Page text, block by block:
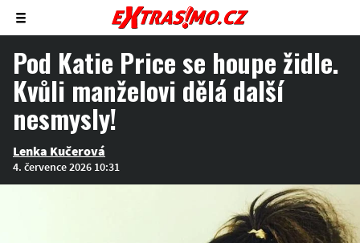
Zobrazit/skrýt
menu
Pod Katie Price se houpe židle.
Kvůli manželovi dělá další
nesmysly!
Lenka Kučerová
4. července 2026 10:31